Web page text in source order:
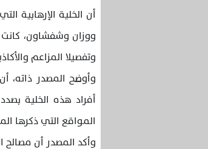
أن الخلية الإرهابية
ووزان وشفشاون،
وتفصيلا المزاعم
وأوضح المصدر ذاته،
أفراد هذه الخلية
المواقع التي ذكرها
وأكد المصدر أن مصالح